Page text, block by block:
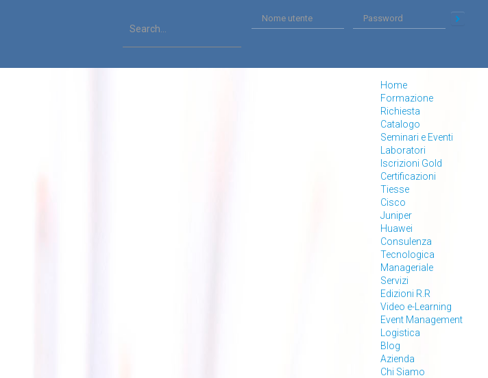
Home
Formazione
Richiesta
Catalogo
Seminari e Eventi
Laboratori
Iscrizioni Gold
Certificazioni
Tiesse
Cisco
Juniper
Huawei
Consulenza
Tecnologica
Manageriale
Servizi
Edizioni R.R
Video e-Learning
Event Management
Logistica
Blog
Azienda
Chi Siamo